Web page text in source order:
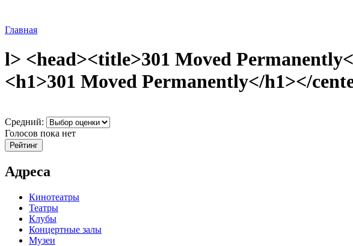
Главная
l> <head><title>301 Moved
<h1>301 Moved Permanently</h1></
Средний:
Голосов пока нет
Адреса
Кинотеатры
Театры
Клубы
Концертные залы
Музеи